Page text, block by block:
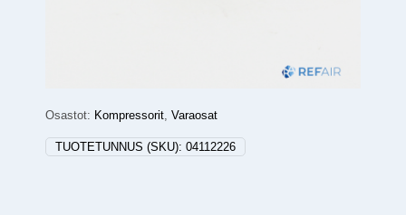
Osastot: Kompressorit, Varaosat
TUOTETUNNUS (SKU): 04112226